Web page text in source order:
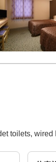
toilets, wired